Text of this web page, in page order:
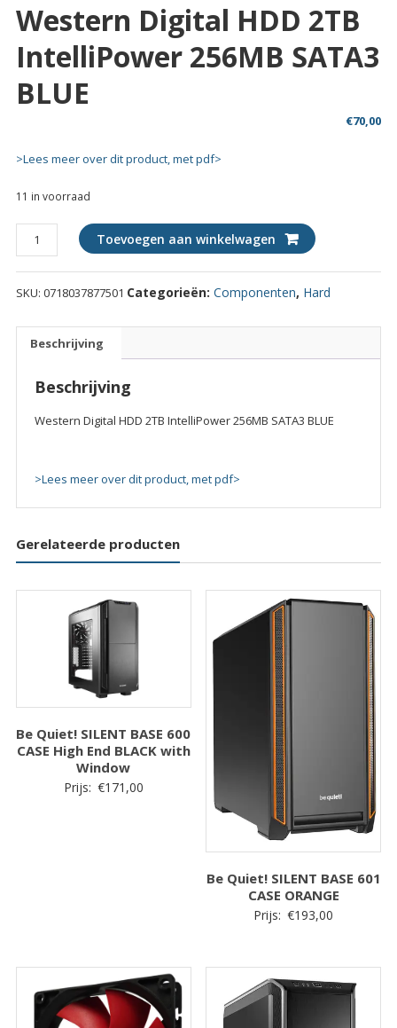
Western Digital HDD 2TB
IntelliPower 256MB SATA3
BLUE
€70,00
>Lees meer over dit product, met pdf>
11 in voorraad
Western
Digital
HDD
2TB
quantity
Toevoegen aan winkelwagen
SKU: 0718037877501 Categorieën: Componenten, Hard
Beschrijving
Beschrijving
Western Digital HDD 2TB IntelliPower 256MB SATA3 BLUE
>Lees meer over dit product, met pdf>
Gerelateerde producten
Be Quiet! SILENT BASE 600
CASE High End BLACK with
Window
Prijs: €171,00
Be Quiet! SILENT BASE 601
CASE ORANGE
Prijs: €193,00